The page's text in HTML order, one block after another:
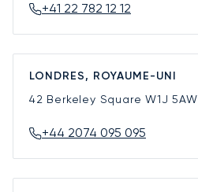
+41 22 782 12 12
LONDRES, ROYAUME-UNI
42 Berkeley SquareW1J 5AW
+44 2074 095 095